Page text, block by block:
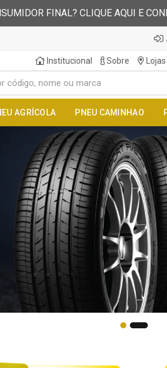
FINAL? CLIQUE AQUI E
Institucional Sobre Lojas
AGRÍCOLA PNEU CAMINHAO